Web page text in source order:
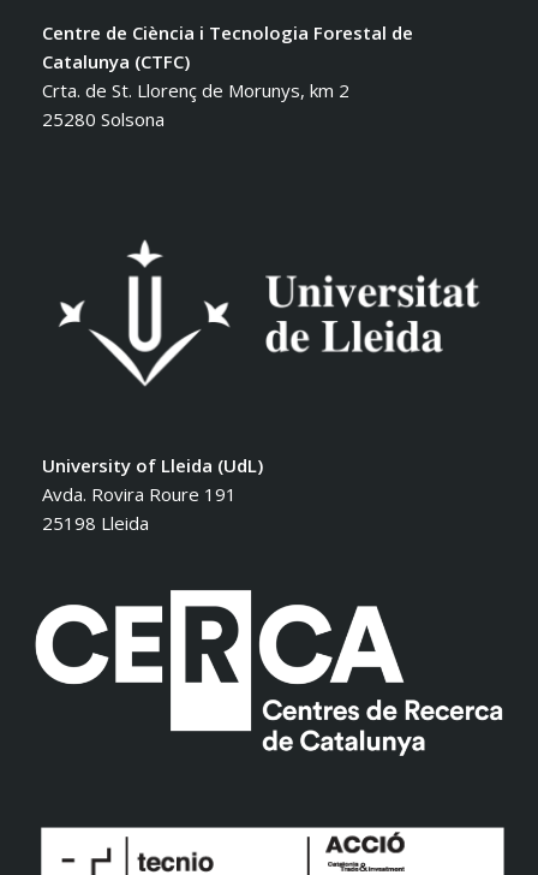
Centre de Ciència i Tecnologia Forestal de
Catalunya (CTFC)
Crta. de St. Llorenç de Morunys, km 2
25280 Solsona
University of Lleida (UdL)
Avda. Rovira Roure 191
25198 Lleida